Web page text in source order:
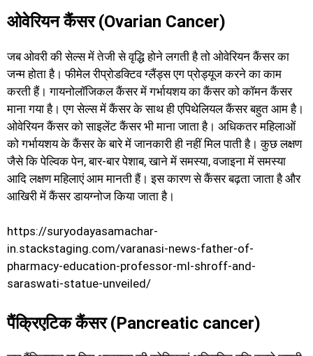
ओवेरियन कैंसर (Ovarian Cancer)
जब ओवरी की सेल्स में तेजी से वृद्धि होने लगती है तो ओवेरियन कैंसर का
जन्म होता है। फीमेल रीप्रोडक्टिव ग्लैंड्स एग प्रोड्यूज करने का काम
करती हैं। गायनोलॉजिकल कैंसर में गर्भायशय का कैंसर को कॉमन कैंसर
माना गया है। एग सेल्स में कैंसर के साथ ही एपिथेलियल कैंसर बहुत आम है।
ओवेरियन कैंसर को साइलेंट कैंसर भी माना जाता है। अधिकतर महिलाओं
को गर्भायशय के कैंसर के बारे में जानकारी ही नहीं मिल पाती है। कुछ लक्षण
जैसे कि पेल्विक पेन, बार-बार पेशाब, खाने में समस्या, वजाइना में समस्या
आदि लक्षण महिलाएं आम मानती हैं। इस कारण से कैंसर बढ़ता जाता है और
आखिरी में कैंसर डायग्नोज किया जाता है।
https://suryodayasamachar-
in.stackstaging.com/varanasi-news-father-of-
pharmacy-education-professor-ml-shroff-and-
saraswati-statue-unveiled/
पैंक्रिएटिक कैंसर (Pancreatic cancer)